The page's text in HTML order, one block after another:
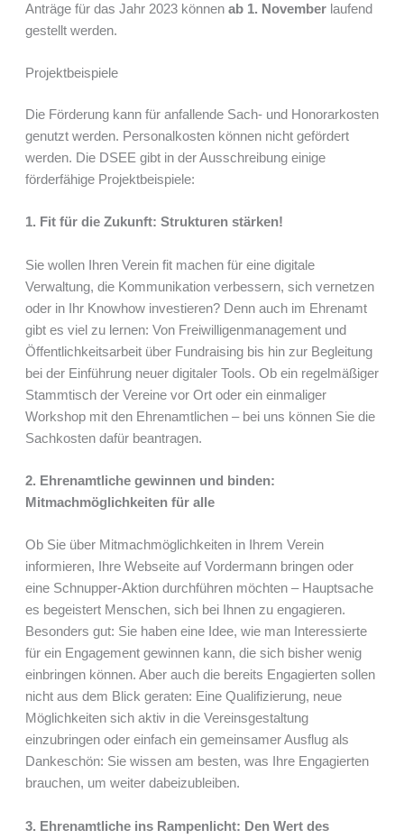
Anträge für das Jahr 2023 können ab 1. November laufend
gestellt werden.
Projektbeispiele
Die Förderung kann für anfallende Sach- und Honorarkosten
genutzt werden. Personalkosten können nicht gefördert
werden. Die DSEE gibt in der Ausschreibung einige
förderfähige Projektbeispiele:
1. Fit für die Zukunft: Strukturen stärken!
Sie wollen Ihren Verein fit machen für eine digitale
Verwaltung, die Kommunikation verbessern, sich vernetzen
oder in Ihr Knowhow investieren? Denn auch im Ehrenamt
gibt es viel zu lernen: Von Freiwilligenmanagement und
Öffentlichkeitsarbeit über Fundraising bis hin zur Begleitung
bei der Einführung neuer digitaler Tools. Ob ein regelmäßiger
Stammtisch der Vereine vor Ort oder ein einmaliger
Workshop mit den Ehrenamtlichen – bei uns können Sie die
Sachkosten dafür beantragen.
2. Ehrenamtliche gewinnen und binden:
Mitmachmöglichkeiten für alle
Ob Sie über Mitmachmöglichkeiten in Ihrem Verein
informieren, Ihre Webseite auf Vordermann bringen oder
eine Schnupper-Aktion durchführen möchten – Hauptsache
es begeistert Menschen, sich bei Ihnen zu engagieren.
Besonders gut: Sie haben eine Idee, wie man Interessierte
für ein Engagement gewinnen kann, die sich bisher wenig
einbringen können. Aber auch die bereits Engagierten sollen
nicht aus dem Blick geraten: Eine Qualifizierung, neue
Möglichkeiten sich aktiv in die Vereinsgestaltung
einzubringen oder einfach ein gemeinsamer Ausflug als
Dankeschön: Sie wissen am besten, was Ihre Engagierten
brauchen, um weiter dabeizubleiben.
3. Ehrenamtliche ins Rampenlicht: Den Wert des